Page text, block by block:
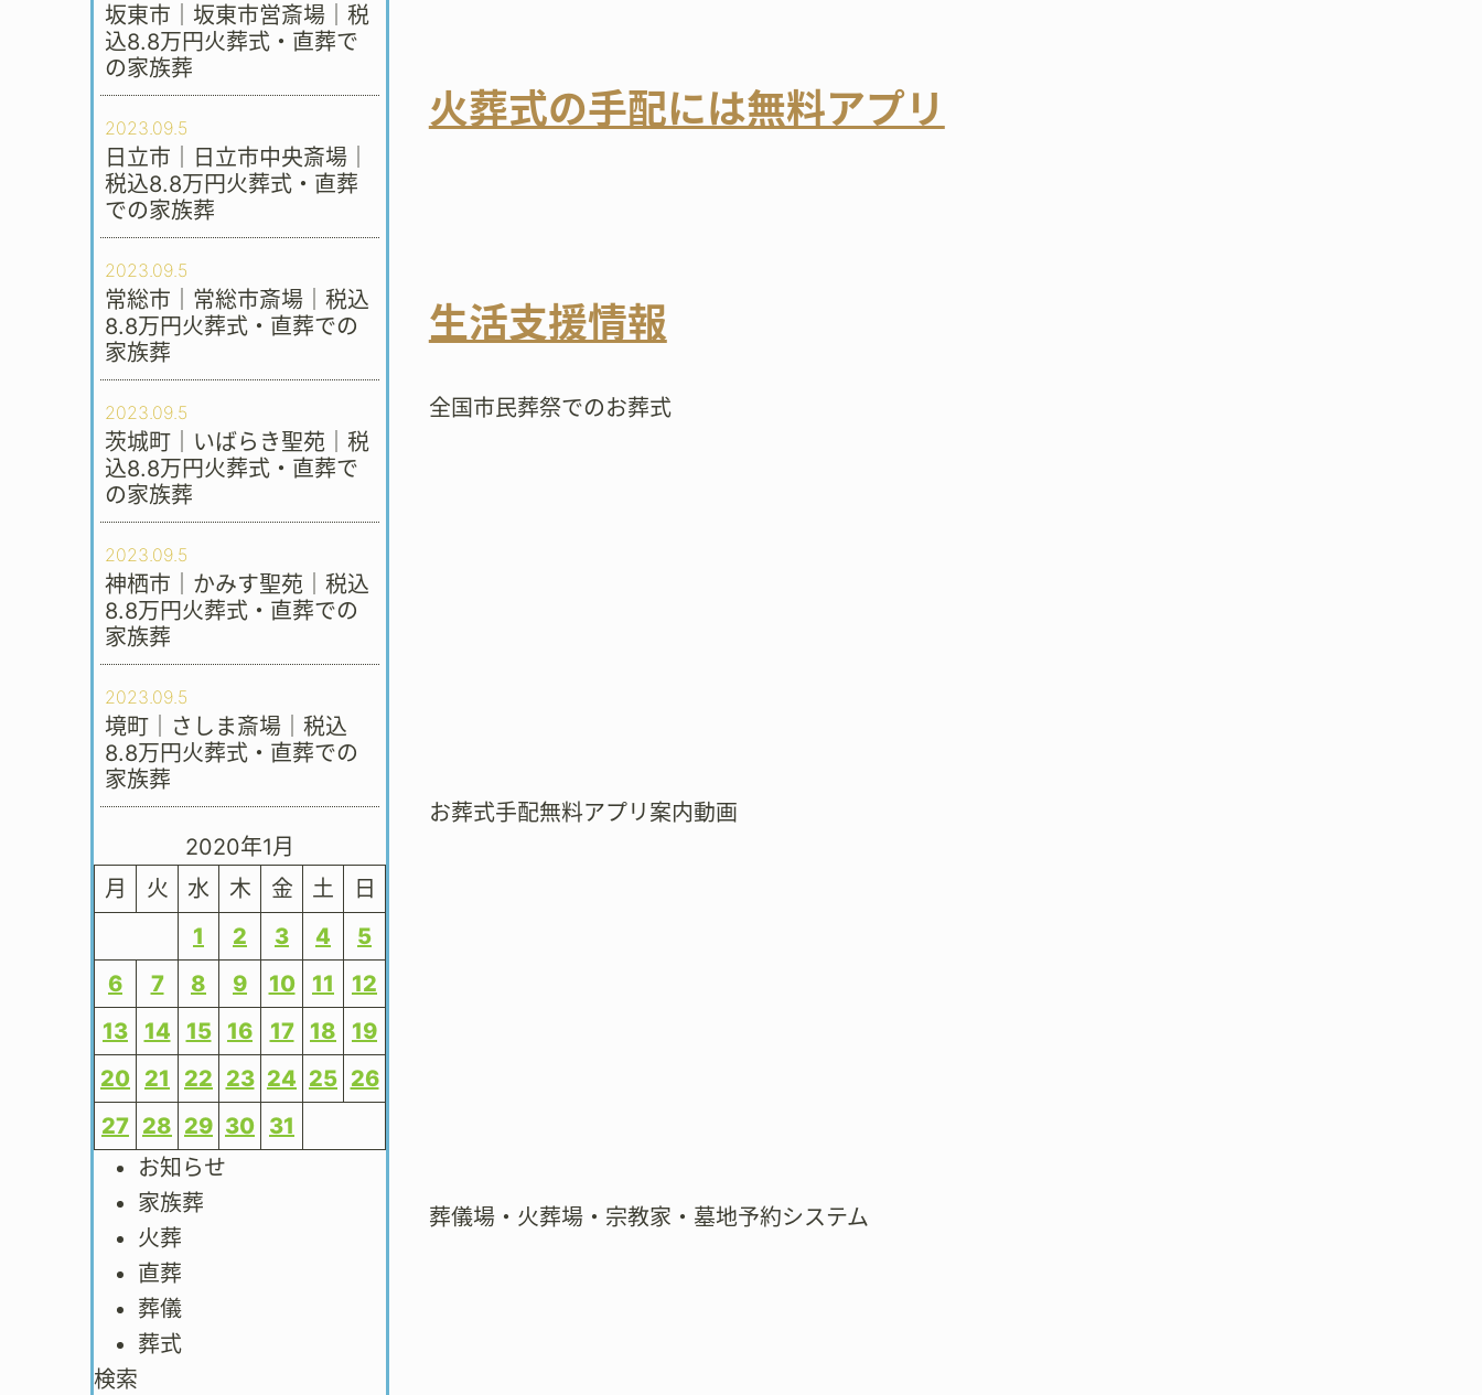
坂東市｜坂東市営斎場｜税
込8.8万円火葬式・直葬で
の家族葬
2023.09.5
日立市｜日立市中央斎場｜
税込8.8万円火葬式・直葬
での家族葬
2023.09.5
常総市｜常総市斎場｜税込
8.8万円火葬式・直葬での
家族葬
2023.09.5
茨城町｜いばらき聖苑｜税
込8.8万円火葬式・直葬で
の家族葬
2023.09.5
神栖市｜かみす聖苑｜税込
8.8万円火葬式・直葬での
家族葬
2023.09.5
境町｜さしま斎場｜税込
8.8万円火葬式・直葬での
家族葬
2020年1月
月
火 水 木 金 土
日
1
2 3 4
5
6
7 8 9 10 11
12
13
14 15 16 17 18
19
20 21 22 23 24 25 26
27 28 29 30 31
お知らせ
家族葬
火葬
直葬
葬儀
葬式
検索
火葬式の手配には無料アプリ
生活支援情報
全国市民葬祭でのお葬式
お葬式手配無料アプリ案内動画
葬儀場・火葬場・宗教家・墓地予約システム